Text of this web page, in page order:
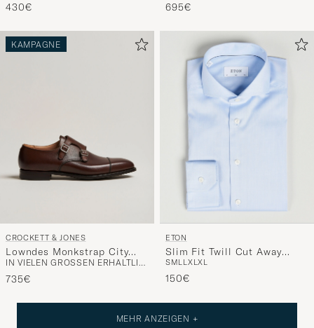
430€ 695€
KAMPAGNE
CROCKETT & JONES
Lowndes Monkstrap City
Sole Dark Brown Calf
IN VIELEN GRÖSSEN ERHÄLTLICH
735€
ETON
Slim Fit Twill Cut Away
Shirt Light Blue
SMLLXLXL
150€
MEHR ANZEIGEN +